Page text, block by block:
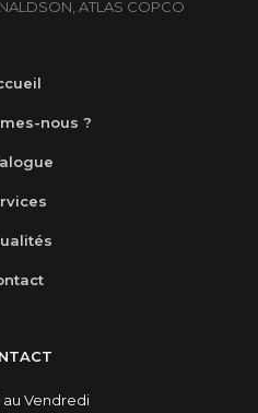
ATLAS COPCO
nous ?
au Vendredi